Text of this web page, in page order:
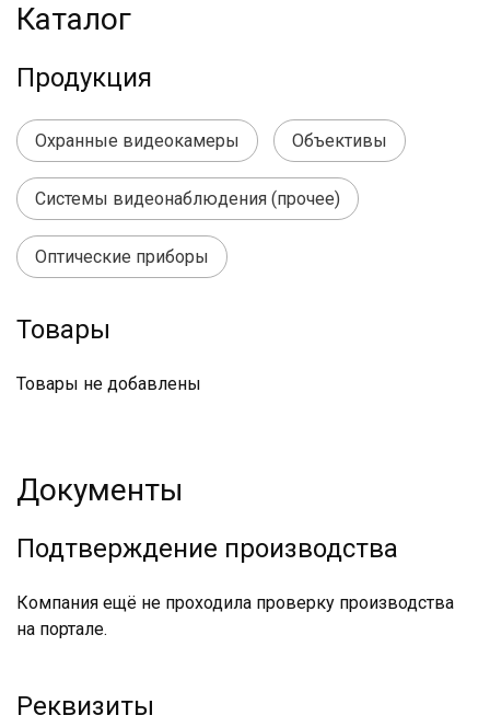
Каталог
Продукция
Охранные видеокамеры Объективы
Системы видеонаблюдения (прочее)
Оптические приборы
Товары
Товары не добавлены
Документы
Подтверждение производства
Компания ещё не проходила проверку производства
на портале.
Реквизиты